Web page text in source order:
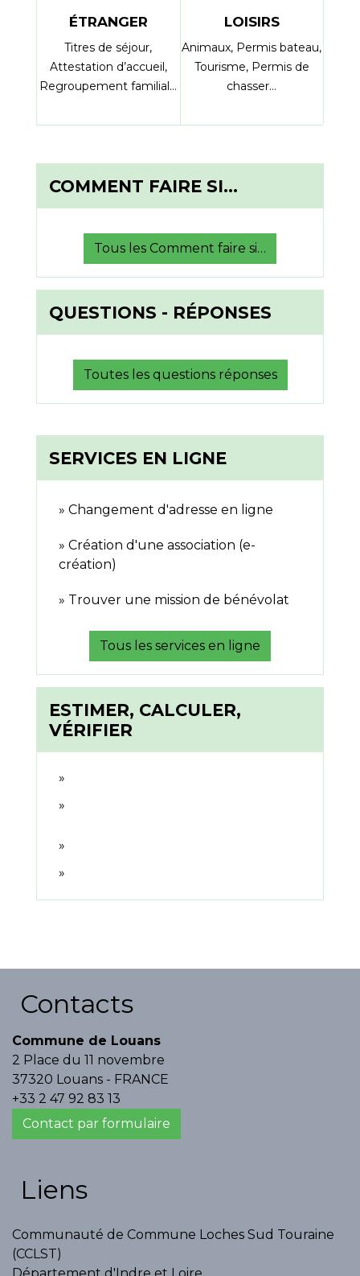
ÉTRANGER
Titres de séjour,
Attestation d’accueil,
Regroupement familial…
LOISIRS
Animaux, Permis bateau,
Tourisme, Permis de
chasser…
COMMENT FAIRE SI…
Tous les Comment faire si…
QUESTIONS - RÉPONSES
Toutes les questions réponses
SERVICES EN LIGNE
Changement d'adresse en ligne
Création d'une association (e-
création)
Trouver une mission de bénévolat
Tous les services en ligne
ESTIMER, CALCULER,
VÉRIFIER
Contacts
Commune de Louans
2 Place du 11 novembre
37320 Louans - FRANCE
+33 2 47 92 83 13
Contact par formulaire
Liens
Communauté de Commune Loches Sud Touraine
(CCLST)